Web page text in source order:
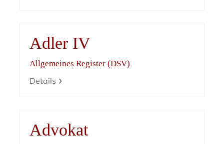
Adler IV
Allgemeines Register (DSV)
Details
Advokat